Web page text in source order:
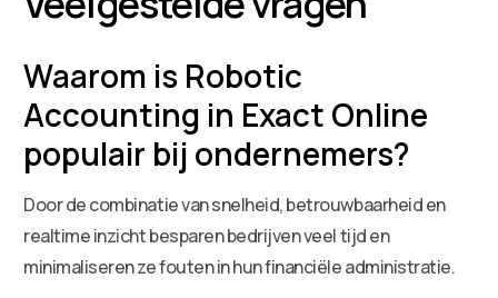
Waarom is Robotic
Accounting in Exact Online
populair bij ondernemers?
Door de combinatie van snelheid, betrouwbaarheid en
realtime inzicht besparen bedrijven veel tijd en
minimaliseren ze fouten in hun financiële administratie.